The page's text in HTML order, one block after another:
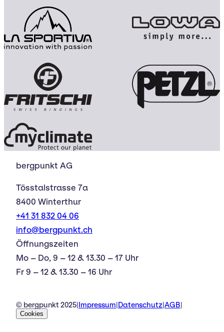
bergpunkt AG
Tösstalstrasse 7a
8400 Winterthur
+41 31 832 04 06
info@bergpunkt.ch
Öffnungszeiten
Mo – Do, 9 – 12 & 13.30 – 17 Uhr
Fr 9 – 12 & 13.30 – 16 Uhr
© bergpunkt 2025|Impressum|Datenschutz|AGB|
Cookies